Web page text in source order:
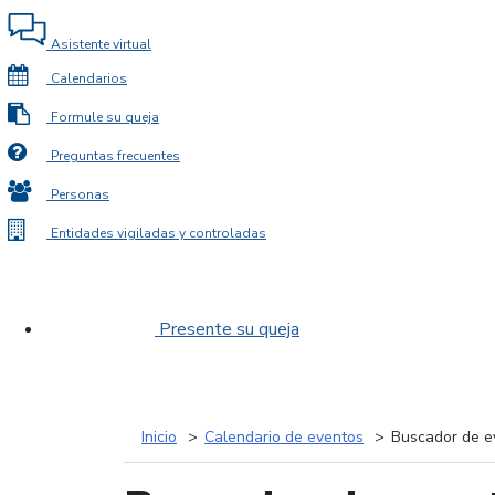
Asistente virtual
Calendarios
Formule su queja
Preguntas frecuentes
Personas
Entidades vigiladas y controladas
Presente su queja
Inicio Calendario de eventos Buscador de